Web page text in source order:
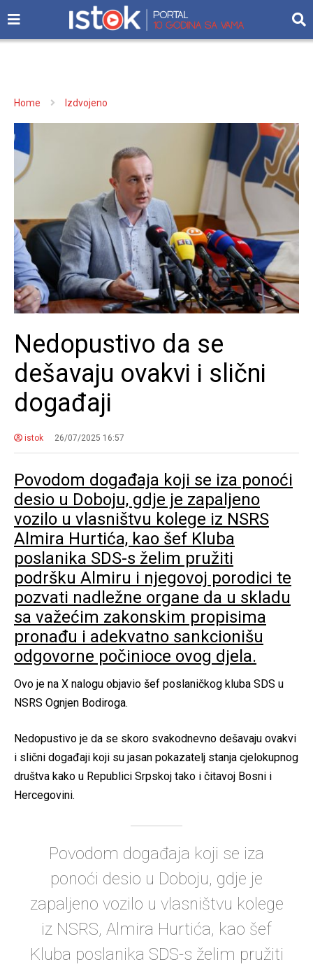
Home Izdvojeno
Nedopustivo da se
dešavaju ovakvi i slični
događaji
istok 26/07/2025 16:57
Povodom događaja koji se iza ponoći
desio u Doboju, gdje je zapaljeno
vozilo u vlasništvu kolege iz NSRS
Almira Hurtića, kao šef Kluba
poslanika SDS-s želim pružiti
podršku Almiru i njegovoj porodici te
pozvati nadležne organe da u skladu
sa važećim zakonskim propisima
pronađu i adekvatno sankcionišu
odgovorne počinioce ovog djela.
Ovo je na X nalogu objavio šef poslaničkog kluba SDS u
NSRS Ognjen Bodiroga.
Nedopustivo je da se skoro svakodnevno dešavaju ovakvi
i slični događaji koji su jasan pokazatelj stanja cjelokupnog
društva kako u Republici Srpskoj tako i čitavoj Bosni i
Hercegovini.
Povodom događaja koji se iza
ponoći desio u Doboju, gdje je
zapaljeno vozilo u vlasništvu kolege
iz NSRS, Almira Hurtića, kao šef
Kluba poslanika SDS-s želim pružiti